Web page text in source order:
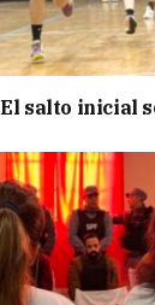
salto inicial